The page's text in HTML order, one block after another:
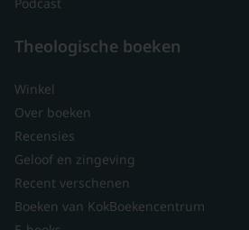
Podcast
Theologische boeken
Winkel
Over boeken
Recensies
Geloof en zingeving
Recent verschenen
Boeken van KokBoekencentrum